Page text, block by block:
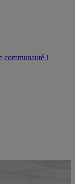
communauté !